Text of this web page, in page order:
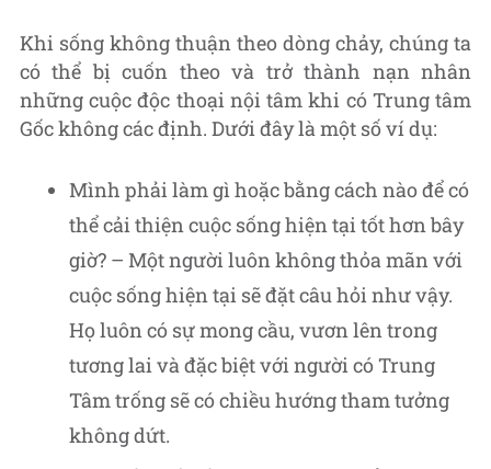
Khi sống không thuận theo dòng chảy, chúng ta
có thể bị cuốn theo và trở thành nạn nhân
những cuộc độc thoại nội tâm khi có Trung tâm
Gốc không các định. Dưới đây là một số ví dụ:
Mình phải làm gì hoặc bằng cách nào để có
thể cải thiện cuộc sống hiện tại tốt hơn bây
giờ? – Một người luôn không thỏa mãn với
cuộc sống hiện tại sẽ đặt câu hỏi như vậy.
Họ luôn có sự mong cầu, vươn lên trong
tương lai và đặc biệt với người có Trung
Tâm trống sẽ có chiều hướng tham tưởng
không dứt.